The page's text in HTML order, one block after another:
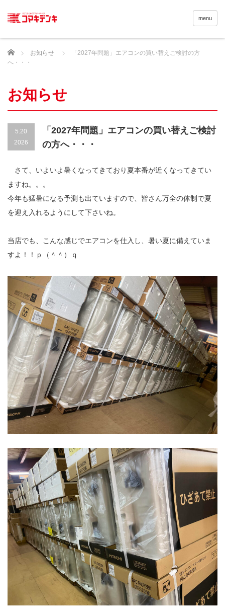
menu
Home お知らせ
「2027年問題」エアコンの買い替えご検討の方
へ・・・
お知らせ
5.20
2026
「2027年問題」エアコンの買い替えご検討
の方へ・・・
さて、いよいよ暑くなってきており夏本番が近くなってきてい
ますね。。。
今年も猛暑になる予測も出ていますので、皆さん万全の体制で夏
を迎え入れるようにして下さいね。
当店でも、こんな感じでエアコンを仕入し、暑い夏に備えていま
すよ！！ｐ（＾＾）ｑ